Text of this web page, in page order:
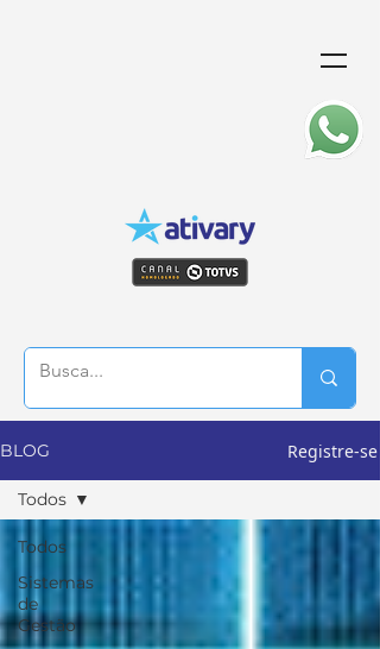
BLOG Registre-se
Todos
Sistemas
de
Gestão
Todos